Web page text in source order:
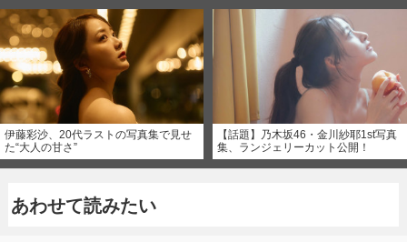
伊藤彩沙、20代ラストの写真集で見せ
た“大人の甘さ”
【話題】乃木坂46・金川紗耶1st写真
集、ランジェリーカット公開！
あわせて読みたい